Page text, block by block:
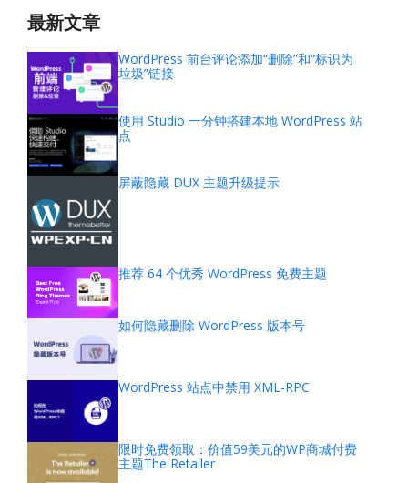
最新文章
WordPress 前台评论添加“删除”和“标识为
垃圾”链接
使用 Studio 一分钟搭建本地 WordPress 站
点
屏蔽隐藏 DUX 主题升级提示
推荐 64 个优秀 WordPress 免费主题
如何隐藏删除 WordPress 版本号
WordPress 站点中禁用 XML-RPC
限时免费领取：价值59美元的WP商城付费
主题The Retailer